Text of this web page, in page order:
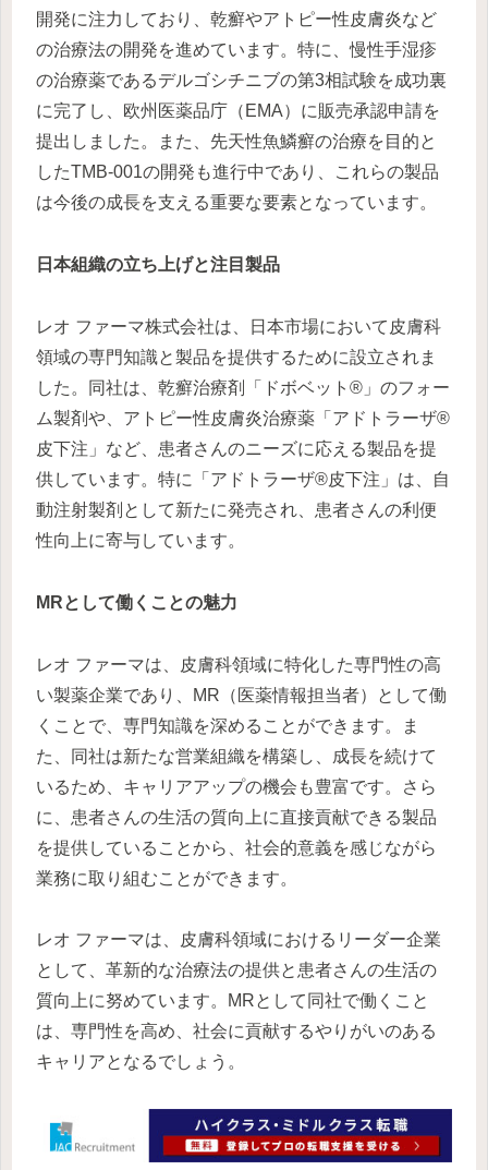
開発に注力しており、乾癬やアトピー性皮膚炎など
の治療法の開発を進めています。特に、慢性手湿疹
の治療薬であるデルゴシチニブの第3相試験を成功裏
に完了し、欧州医薬品庁（EMA）に販売承認申請を
提出しました。また、先天性魚鱗癬の治療を目的と
したTMB-001の開発も進行中であり、これらの製品
は今後の成長を支える重要な要素となっています。
日本組織の立ち上げと注目製品
レオ ファーマ株式会社は、日本市場において皮膚科
領域の専門知識と製品を提供するために設立されま
した。同社は、乾癬治療剤「ドボベット®」のフォー
ム製剤や、アトピー性皮膚炎治療薬「アドトラーザ®
皮下注」など、患者さんのニーズに応える製品を提
供しています。特に「アドトラーザ®皮下注」は、自
動注射製剤として新たに発売され、患者さんの利便
性向上に寄与しています。
MRとして働くことの魅力
レオ ファーマは、皮膚科領域に特化した専門性の高
い製薬企業であり、MR（医薬情報担当者）として働
くことで、専門知識を深めることができます。ま
た、同社は新たな営業組織を構築し、成長を続けて
いるため、キャリアアップの機会も豊富です。さら
に、患者さんの生活の質向上に直接貢献できる製品
を提供していることから、社会的意義を感じながら
業務に取り組むことができます。
レオ ファーマは、皮膚科領域におけるリーダー企業
として、革新的な治療法の提供と患者さんの生活の
質向上に努めています。MRとして同社で働くこと
は、専門性を高め、社会に貢献するやりがいのある
キャリアとなるでしょう。